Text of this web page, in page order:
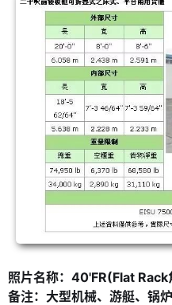
照片名称：40'FR(Flat Rack
备注：大型机械、游艇、锅